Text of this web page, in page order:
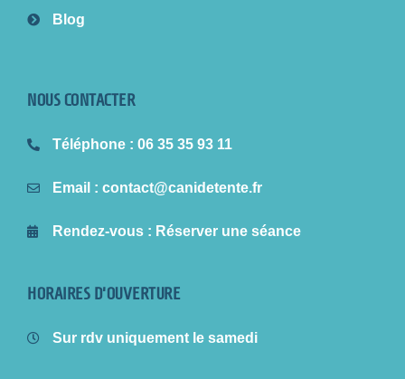
Blog
NOUS CONTACTER
Téléphone: 06 35 35 93 11
Email : contact@canidetente.fr
Rendez-vous: Réserver une séance
HORAIRES D'OUVERTURE
Sur rdv uniquement le samedi